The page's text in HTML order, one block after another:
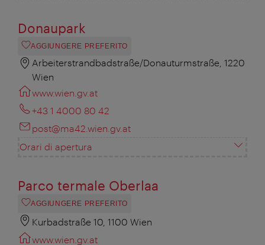
Donaupark
AGGIUNGERE PREFERITO
Arbeiterstrandbadstraße/Donauturmstraße, 1220
Wien
www.wien.gv.at
+43 1 4000 80 42
post@ma42.wien.gv.at
Orari di apertura
Parco termale Oberlaa
AGGIUNGERE PREFERITO
Kurbadstraße 10, 1100 Wien
www.wien.gv.at